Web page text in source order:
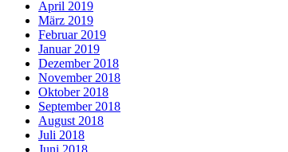
April 2019
März 2019
Februar 2019
Januar 2019
Dezember 2018
November 2018
Oktober 2018
September 2018
August 2018
Juli 2018
Juni 2018